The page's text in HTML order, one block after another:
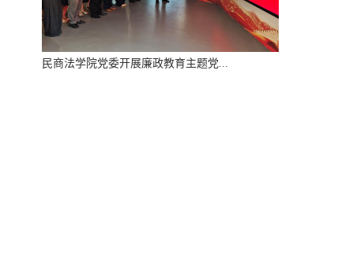
民商法学院党委开展廉政教育主题党...